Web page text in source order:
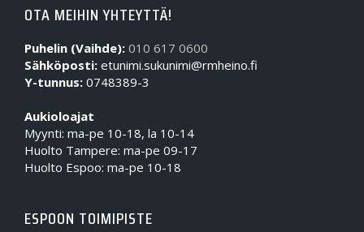
OTA MEIHIN YHTEYTTÄ!
Puhelin (Vaihde): 010 617 0600
Sähköposti: etunimi.sukunimi@rmheino.fi
Y-tunnus: 0748389-3
Aukioloajat
Myynti: ma-pe 10-18, la 10-14
Huolto Tampere: ma-pe 09-17
Huolto Espoo: ma-pe 10-18
ESPOON TOIMIPISTE